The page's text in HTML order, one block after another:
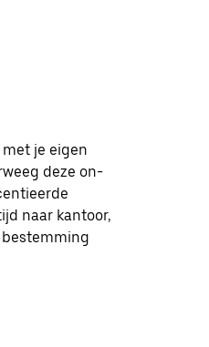
je eigen
deze on-
naar kantoor,